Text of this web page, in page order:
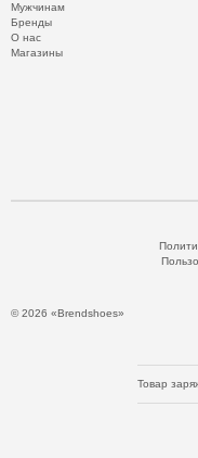
Мужчинам
Бренды
О нас
Магазины
© 2026 «Brendshoes»
Товар